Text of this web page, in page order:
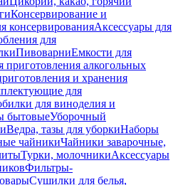
Консервирование и
консервированияАксессуары для
для
ПивоварниЕмкости для
приготовления алкогольных
и хранения
для
для виноделия и
бытовыеУборочный
Ведра, тазы для уборкиНаборы
чайникиЧайники заварочные,
Турки, молочникиАксессуары
Фильтры-
Сушилки для белья,